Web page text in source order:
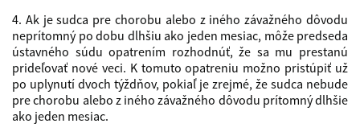
4. Ak je sudca pre chorobu alebo z iného závažného dôvodu
neprítomný po dobu dlhšiu ako jeden mesiac, môže predseda
ústavného súdu opatrením rozhodnúť, že sa mu prestanú
prideľovať nové veci. K tomuto opatreniu možno pristúpiť už
po uplynutí dvoch týždňov, pokiaľ je zrejmé, že sudca nebude
pre chorobu alebo z iného závažného dôvodu prítomný dlhšie
ako jeden mesiac.